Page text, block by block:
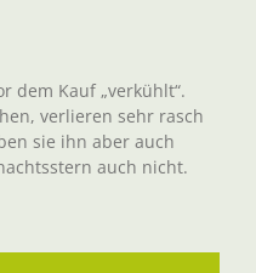
dem Kauf „verkühlt“.
verlieren sehr rasch
sie ihn aber auch
auch nicht.